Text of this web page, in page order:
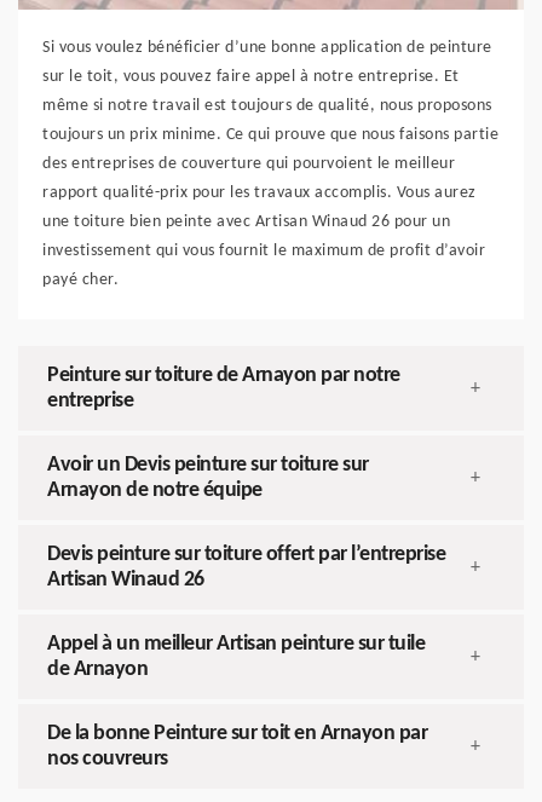
Si vous voulez bénéficier d’une bonne application de peinture
sur le toit, vous pouvez faire appel à notre entreprise. Et
même si notre travail est toujours de qualité, nous proposons
toujours un prix minime. Ce qui prouve que nous faisons partie
des entreprises de couverture qui pourvoient le meilleur
rapport qualité-prix pour les travaux accomplis. Vous aurez
une toiture bien peinte avec Artisan Winaud 26 pour un
investissement qui vous fournit le maximum de profit d’avoir
payé cher.
Peinture sur toiture de Arnayon par notre
entreprise
+
Avoir un Devis peinture sur toiture sur
Arnayon de notre équipe
+
Devis peinture sur toiture offert par l’entreprise
Artisan Winaud 26
+
Appel à un meilleur Artisan peinture sur tuile
de Arnayon
+
De la bonne Peinture sur toit en Arnayon par
nos couvreurs
+